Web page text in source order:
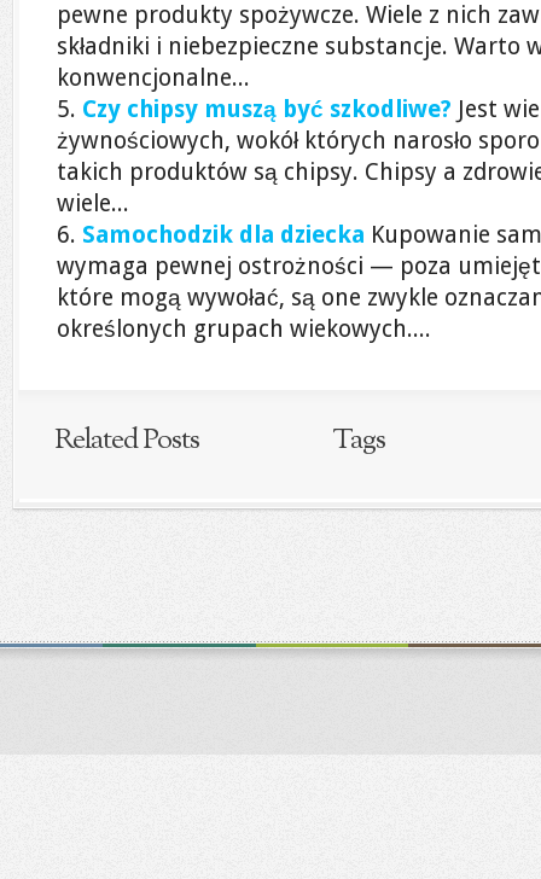
pewne produkty spożywcze. Wiele z nich
składniki i niebezpieczne substancje. Warto
konwencjonalne...
Czy chipsy muszą być szkodliwe? Jest
żywnościowych, wokół których narosło
takich produktów są chipsy. Chipsy a
wiele...
Samochodzik dla dziecka Kupowanie
wymaga pewnej ostrożności — poza
które mogą wywołać, są one zwykle
określonych grupach wiekowych....
Related Posts Tags